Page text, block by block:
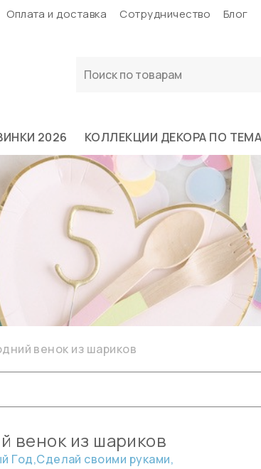
Оплата и доставка Сотрудничество Блог
2026 КОЛЛЕКЦИИ ДЕКОРА ПО
венок из шариков
венок из шариков
Год,Сделай своими руками,